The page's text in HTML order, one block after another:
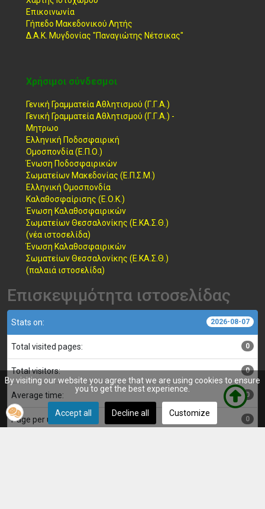
Επικοινωνία
Γήπεδο Μακεδονικού Λητής
Δ.Α.Κ. Μυγδονίας "Παναγιώτης Νέτσικας"
Χρήσιμοι σύνδεσμοι
Γενική Γραμματεία Αθλητισμού (Γ.Γ.Α.)
Γενική Γραμματεία Αθλητισμού (Γ.Γ.Α.) -
Μητρωο
Ελληνική Ποδοσφαιρική
Ομοσπονδία (Ε.Π.Ο.)
Ένωση Ποδοσφαιρικών
Σωματείων Μακεδονίας (Ε.Π.Σ.Μ.)
Ελληνική Ομοσπονδία
Καλαθοσφαίρισης (Ε.Ο.Κ.)
Ένωση Καλαθοσφαιρικών
Σωματείων Θεσσαλονίκης (Ε.ΚΑ.Σ.Θ.)
(νέα ιστοσελίδα)
Ένωση Καλαθοσφαιρικών
Σωματείων Θεσσαλονίκης (Ε.ΚΑ.Σ.Θ.)
(παλαιά ιστοσελίδα)
Επισκεψιμότητα ιστοσελίδας
Stats on: 2026-08-07
Total visited pages: 0
Total visitors: 0
Average time: 0
Page per user: 0
By visiting our website you agree that we are using cookies to ensure
you to get the best experience.
Accept all Decline all Customize